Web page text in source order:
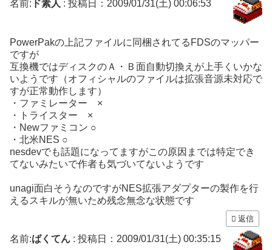
名前: ド素人 : 投稿日：2009/01/31(土) 00:06:53
PowerPakの上記ファイルに同梱されてるFDSのマッパー
ですが
互換機ではディスクのＡ・Ｂ面自動切換えが上手くいかな
いようです（オフィシャルのファイルは拡張音源未対応で
すが正常動作します）
・ファミレーター ×
・トライスター ×
・Newファミコン ○
・北米NES ○
nesdevでも話題になってますがこの原因までは特定でき
てないみたいで作者も気づいてないようです
unagi面白そうなのですがNES拡張アダプターの製作を行
えるスキルが無いため残念無念な状態です
返信
名前:ばくてん : 投稿日：2009/01/31(土) 00:35:15